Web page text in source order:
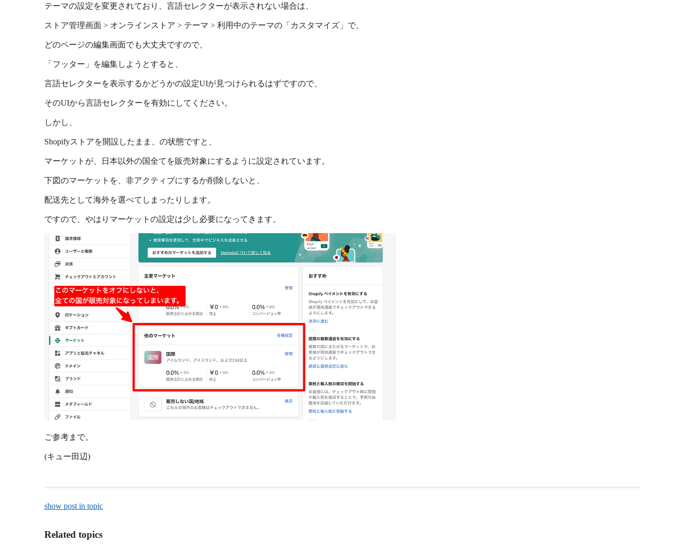
テーマの設定を変更されており、言語セレクターが表示されない場合は、
ストア管理画面 > オンラインストア > テーマ > 利用中のテーマの「カスタマイズ」で、
どのページの編集画面でも大丈夫ですので、
「フッター」を編集しようとすると、
言語セレクターを表示するかどうかの設定UIが見つけられるはずですので、
そのUIから言語セレクターを有効にしてください。
しかし、
Shopifyストアを開設したまま、の状態ですと、
マーケットが、日本以外の国全てを販売対象にするように設定されています。
下図のマーケットを、非アクティブにするか削除しないと、
配送先として海外を選べてしまったりします。
ですので、やはりマーケットの設定は少し必要になってきます。
ご参考まで。
(キュー田辺)
show post in topic
Related topics